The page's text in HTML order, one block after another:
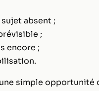
absent ;
;
encore ;
simple opportunité